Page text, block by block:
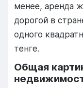
менее, аренда
дорогой в
одного
тенге.
Общая